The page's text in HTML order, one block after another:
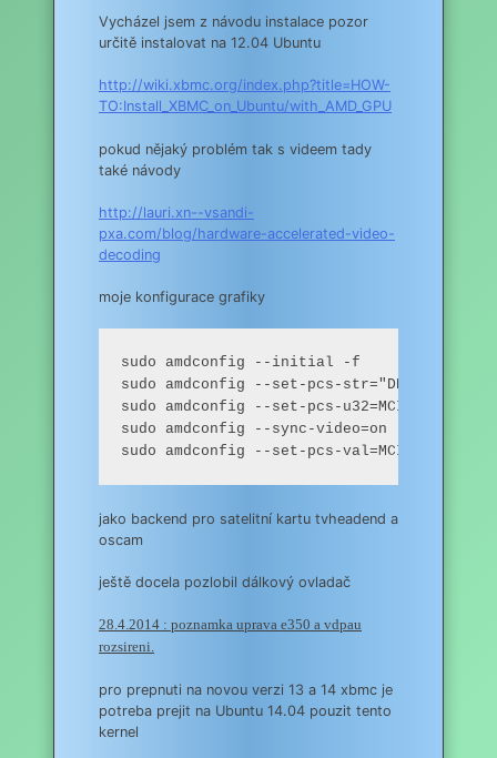
Vycházel jsem z návodu instalace pozor
určitě instalovat na 12.04 Ubuntu
http://wiki.xbmc.org/index.php?title=HOW-
TO:Install_XBMC_on_Ubuntu/with_AMD_GPU
pokud nějaký problém tak s videem tady
také návody
http://lauri.xn--vsandi-
pxa.com/blog/hardware-accelerated-video-
decoding
moje konfigurace grafiky
sudo amdconfig --initial -f
sudo amdconfig --set-pcs-
sudo amdconfig --set-pcs-
sudo amdconfig --sync-video=on
sudo amdconfig --set-pcs-
jako backend pro satelitní kartu tvheadend a
oscam
ještě docela pozlobil dálkový ovladač
28.4.2014 : poznamka uprava e350 a vdpau
rozsireni.
pro prepnuti na novou verzi 13 a 14 xbmc je
potreba prejit na Ubuntu 14.04 pouzit tento
kernel